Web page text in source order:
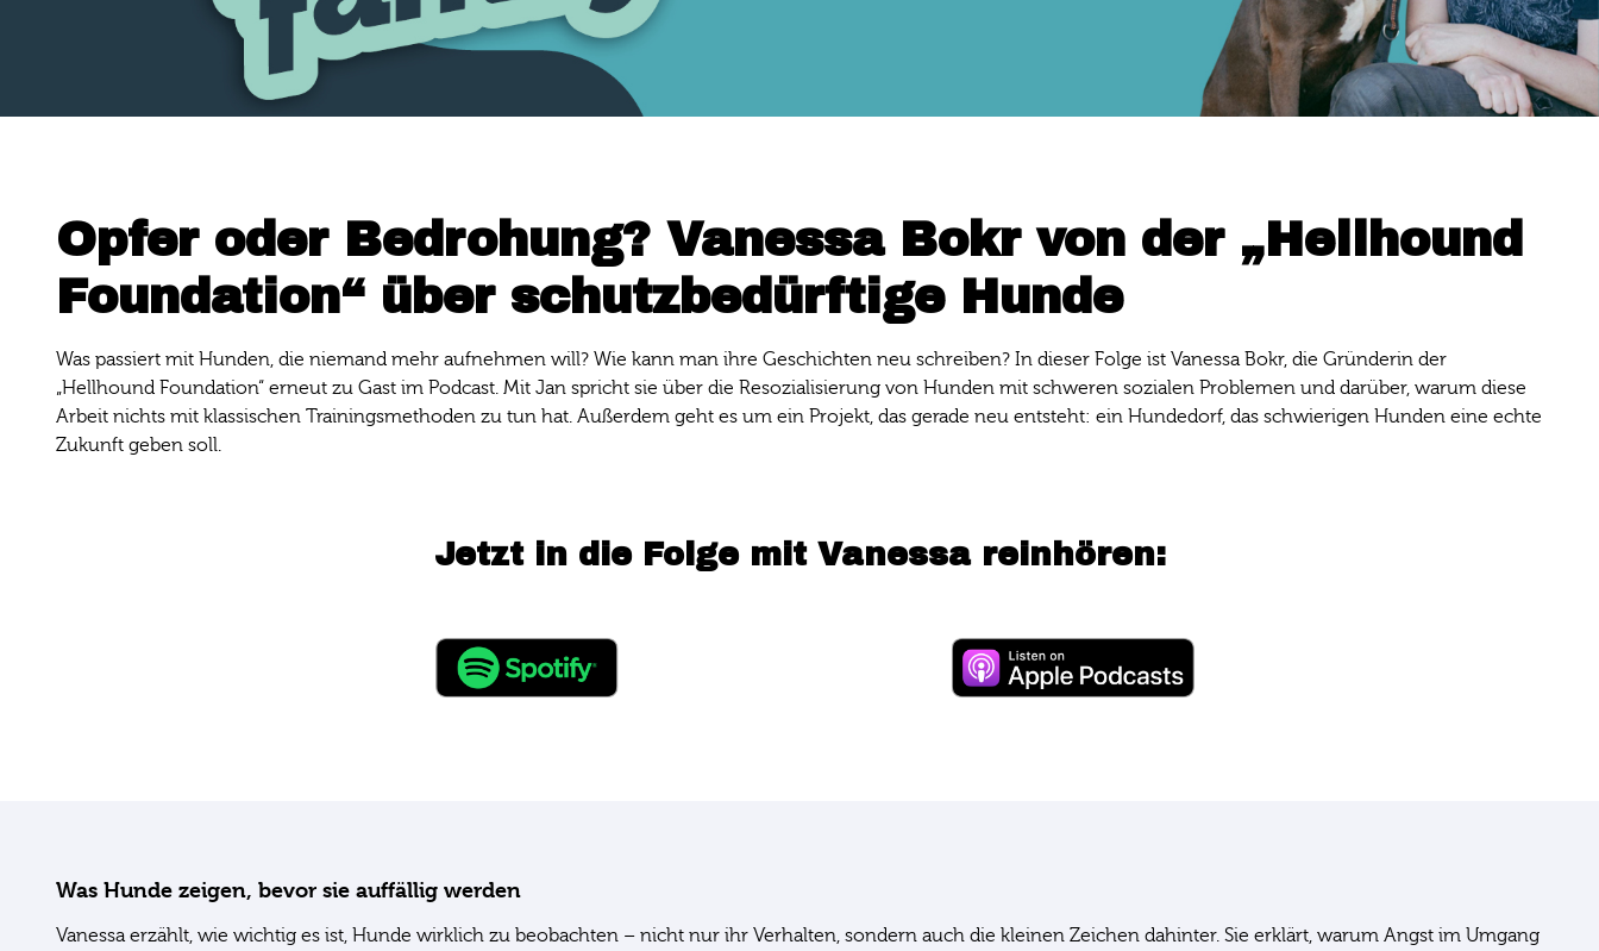
Opfer oder Bedrohung? Vanessa Bokr von der „Hellhound
Foundation“ über schutzbedürftige Hunde
Was passiert mit Hunden, die niemand mehr aufnehmen will? Wie kann man ihre Geschichten neu schreiben? In dieser Folge ist Vanessa Bokr, die Gründerin der
„Hellhound Foundation“ erneut zu Gast im Podcast. Mit Jan spricht sie über die Resozialisierung von Hunden mit schweren sozialen Problemen und darüber, warum diese
Arbeit nichts mit klassischen Trainingsmethoden zu tun hat. Außerdem geht es um ein Projekt, das gerade neu entsteht: ein Hundedorf, das schwierigen Hunden eine echte
Zukunft geben soll.
Jetzt in die Folge mit Vanessa reinhören:
Was Hunde zeigen, bevor sie auffällig werden
Vanessa erzählt, wie wichtig es ist, Hunde wirklich zu beobachten – nicht nur ihr Verhalten, sondern auch die kleinen Zeichen dahinter. Sie erklärt, warum Angst im Umgang